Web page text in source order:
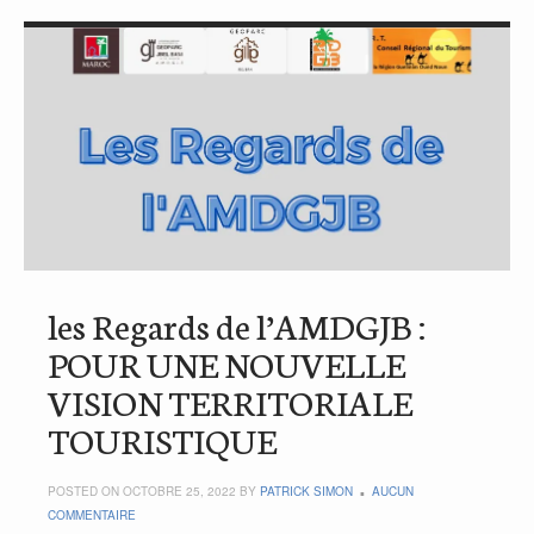
les Regards de l’AMDGJB :
POUR UNE NOUVELLE
VISION TERRITORIALE
TOURISTIQUE
POSTED ON OCTOBRE 25, 2022 BY PATRICK SIMON
AUCUN
COMMENTAIRE